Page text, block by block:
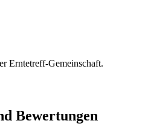
Erntetreff-Gemeinschaft.
Bewertungen